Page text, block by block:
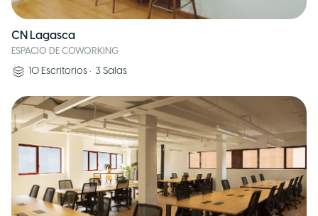
CN Lagasca
ESPACIO DE COWORKING
10 Escritorios • 3 Salas